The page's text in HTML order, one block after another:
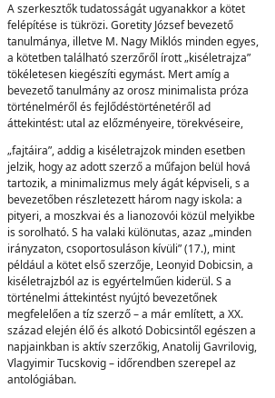
A szerkesztők tudatosságát ugyanakkor a kötet
felépítése is tükrözi. Goretity József bevezető
tanulmánya, illetve M. Nagy Miklós minden egyes,
a kötetben található szerzőről írott „kiséletrajza”
tökéletesen kiegészíti egymást. Mert amíg a
bevezető tanulmány az orosz minimalista próza
történelméről és fejlődéstörténetéről ad
áttekintést: utal az előzményeire, törekvéseire,
„fajtáira”, addig a kiséletrajzok minden esetben
jelzik, hogy az adott szerző a műfajon belül hová
tartozik, a minimalizmus mely ágát képviseli, s a
bevezetőben részletezett három nagy iskola: a
pityeri, a moszkvai és a lianozovói közül melyikbe
is sorolható. S ha valaki különutas, azaz „minden
irányzaton, csoportosuláson kívüli” (17.), mint
például a kötet első szerzője, Leonyid Dobicsin, a
kiséletrajzból az is egyértelműen kiderül. S a
történelmi áttekintést nyújtó bevezetőnek
megfelelően a tíz szerző – a már említett, a XX.
század elején élő és alkotó Dobicsintől egészen a
napjainkban is aktív szerzőkig, Anatolij Gavrilovig,
Vlagyimir Tucskovig – időrendben szerepel az
antológiában.